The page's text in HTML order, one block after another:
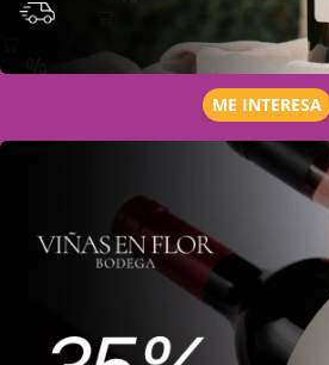
ME INTERESA